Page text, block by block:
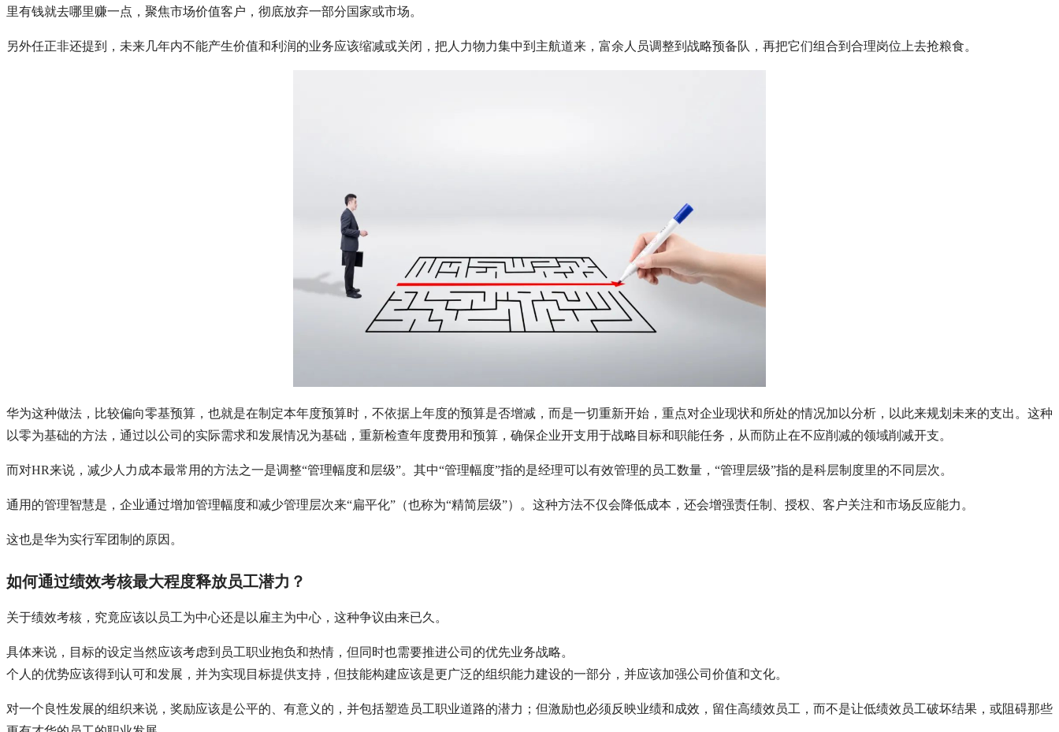
里有钱就去哪里赚一点，聚焦市场价值客户，彻底放弃一部分国家或市场。
另外任正非还提到，未来几年内不能产生价值和利润的业务应该缩减或关闭，把人力物力集中到主航道来，富余人员调整到战略预备队，‍‍再把它们组合到合理岗位上去抢粮食。
华为这种做法，比较偏向零基预算，也就是在制定本年度预算时，不依据上年度的预算是否增减，而是一切重新开始，重点对企业现状和所处的情况加以分析，以此来规划未来的支出。这种
以零为基础的方法，通过以公司的实际需求和发展情况为基础，重新检查年度费用和预算，确保企业开支用于战略目标和职能任务，从而防止在不应削减的领域削减开支。
而对HR来说，减少人力成本最常用的方法之一是调整“管理幅度和层级”。其中“管理幅度”指的是经理可以有效管理的员工数量，“管理层级”指的是科层制度里的不同层次。
通用的管理智慧是，企业通过增加管理幅度和减少管理层次来“扁平化”（也称为“精简层级”）。这种方法不仅会降低成本，还会增强责任制、授权、客户关注和市场反应能力。
这也是华为实行军团制的原因。
如何通过绩效考核最大程度释放员工潜力？
关于绩效考核，究竟应该以员工为中心还是以雇主为中心，这种争议由来已久。
具体来说，目标的设定当然应该考虑到员工职业抱负和热情，但同时也需要推进公司的优先业务战略。
个人的优势应该得到认可和发展，并为实现目标提供支持，但技能构建应该是更广泛的组织能力建设的一部分，并应该加强公司价值和文化。
对一个良性发展的组织来说，奖励应该是公平的、有意义的，并包括塑造员工职业道路的潜力；但激励也必须反映业绩和成效，留住高绩效员工，而不是让低绩效员工破坏结果，或阻碍那些